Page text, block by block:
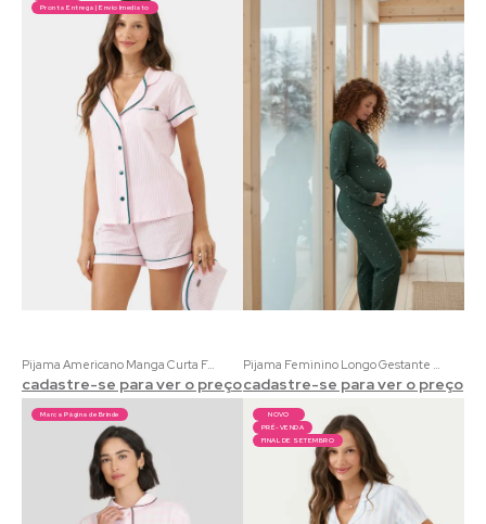
Pronta Entrega | Envio Imediato
Pijama Americano Manga Curta Feminino Girls Club | 100% Algodão Listrado Rosa
cadastre-se para ver o preço
Pijama Feminino Longo Gestante Plenitude | Viscolycra com Estampa Poá Verde
cadastre-se para ver o preço
Marca Página de Brinde
NOVO
PRÉ-VENDA
FINAL DE SETEMBRO